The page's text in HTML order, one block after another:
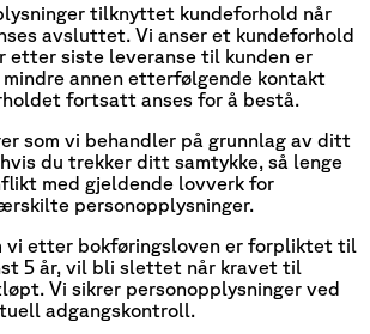
tilknyttet kundeforhold når
avsluttet. Vi anser et kundeforhold
etter siste leveranse til kunden er
annen etterfølgende kontakt
fortsatt anses for å bestå.
som vi behandler på grunnlag av ditt
du trekker ditt samtykke, så lenge
med gjeldende lovverk for
personopplysninger.
vi etter bokføringsloven er forpliktet til
5 år, vil bli slettet når kravet til
Vi sikrer personopplysninger ved
adgangskontroll.